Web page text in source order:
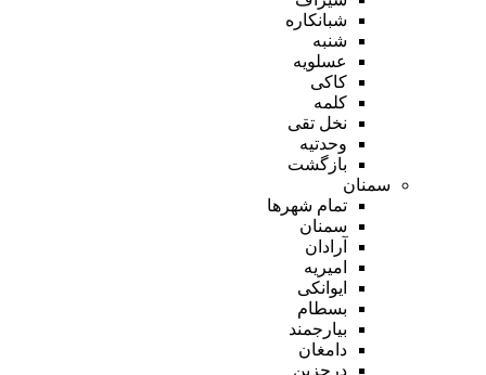
شبانکاره
شنبه
عسلویه
کاکی
کلمه
نخل تقی
وحدتیه
بازگشت
سمنان
تمام شهر‌ها
سمنان
آرادان
امیریه
ایوانکی
بسطام
بیارجمند
دامغان
درجزین